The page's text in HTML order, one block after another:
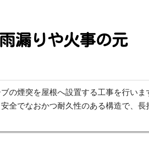
漏りや火事の元
の煙突を屋根へ設置する工事を行いま
全でなおかつ耐久性のある構造で、長